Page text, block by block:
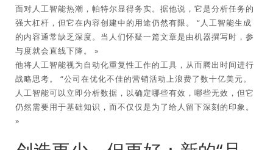
面对人工智能热潮，帕特尔显得务实。据他说，它是分析任务的
强大杠杆，但它在内容创建中的用途仍然有限。 “人工智能生成
的内容通常缺乏深度。当人们怀疑一篇文章是由机器撰写时，参
与度就会直线下降。 »
他将人工智能视为自动化重复性工作的工具，从而腾出时间进行
战略思考。 “公司在优化不佳的营销活动上浪费了数十亿美元。
人工智能可以立即分析数据，以确定哪些有效，哪些无效，但它
仍然需要用于基础知识，而不仅仅是为了给人留下深刻的印象。
»